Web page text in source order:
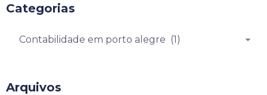
Categorias
Arquivos